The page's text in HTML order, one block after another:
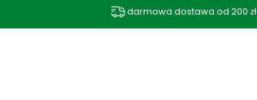
darmowa dostawa od 200 zł